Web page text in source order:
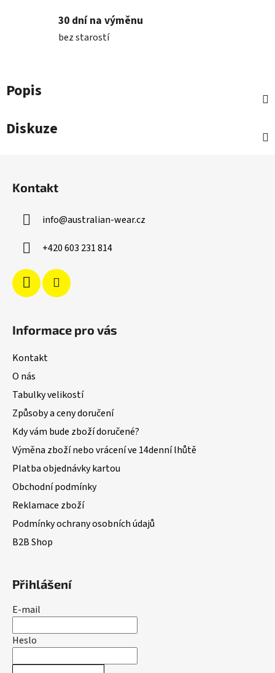
30 dní na výměnu
bez starostí
Popis
Diskuze
Kontakt
info@australian-wear.cz
+420 603 231 814
Informace pro vás
Kontakt
O nás
Tabulky velikostí
Způsoby a ceny doručení
Kdy vám bude zboží doručené?
Výměna zboží nebo vrácení ve 14denní lhůtě
Platba objednávky kartou
Obchodní podmínky
Reklamace zboží
Podmínky ochrany osobních údajů
B2B Shop
Přihlášení
E-mail
Heslo